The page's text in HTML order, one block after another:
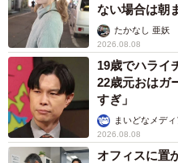
ない場合は朝
ストに取材】
たかなし 亜妖
2026.08.08
19歳でハライ
22歳元おはガ
すぎ」
まいどなメディ
2026.08.08
オフィスに置